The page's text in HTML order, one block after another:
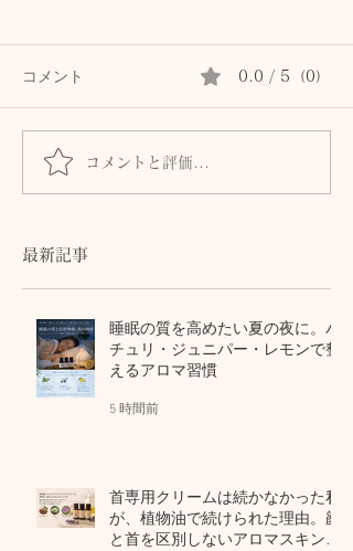
首専用クリームは続かな
かった私が、植物油で続
区別しないアロマスキン
コメント 0.0 / 5（0）
コメントと評価...
最新記事
睡眠の質を高めたい夏の夜に。パ
チュリ・ジュニパー・レモンで整
えるアロマ習慣
5 時間前
首専用クリームは続かなかった私
が、植物油で続けられた理由。顔
と首を区別しないアロマスキンケ